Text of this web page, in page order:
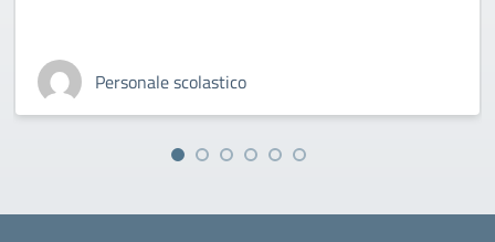
Personale scolastico